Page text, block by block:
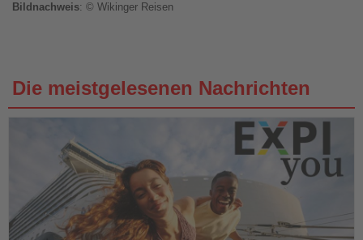
Bildnachweis: © Wikinger Reisen
Die meistgelesenen Nachrichten